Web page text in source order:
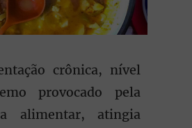
crônica, nível
provocado pela
alimentar, atingia